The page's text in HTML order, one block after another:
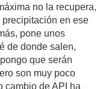
no la recupera,
en ese
pone unos
de donde salen,
que serán
son muy poco
cambio de API ha